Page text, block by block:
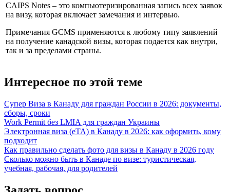
CAIPS Notes – это компьютеризированная запись всех заявок
на визу, которая включает замечания и интервью.
Примечания GCMS применяются к любому типу заявлений
на получение канадской визы, которая подается как внутри,
так и за пределами страны.
Интересное по этой теме
Супер Виза в Канаду для граждан России в 2026: документы,
сборы, сроки
Work Permit без LMIA для граждан Украины
Электронная виза (eTA) в Канаду в 2026: как оформить, кому
подходит
Как правильно сделать фото для визы в Канаду в 2026 году
Сколько можно быть в Канаде по визе: туристическая,
учебная, рабочая, для родителей